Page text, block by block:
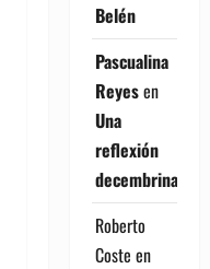
Belén
Pascualina
Reyesen
Una
reflexión
decembrina
Roberto
Coste en